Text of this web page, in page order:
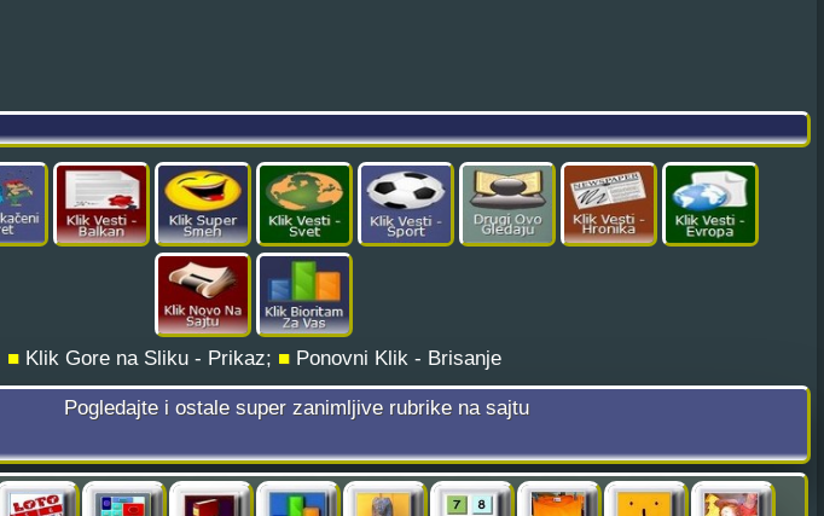
■ Klik Gore na Sliku - Prikaz; ■ Ponovni Klik - Brisanje
Pogledajte i ostale super zanimljive rubrike na sajtu